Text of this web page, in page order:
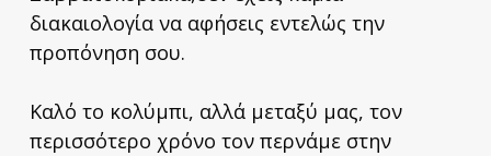
διακαιολογία να αφήσεις εντελώς την
προπόνηση σου.
Καλό το κολύμπι, αλλά μεταξύ μας, τον
περισσότερο χρόνο τον περνάμε στην